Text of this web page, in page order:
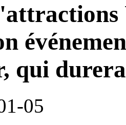
qui
05